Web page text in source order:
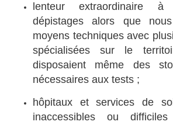
lenteur extraordinaire
dépistages alors que
moyens techniques avec
spécialisées sur le
disposaient même des
nécessaires aux tests ;
hôpitaux et services de
inaccessibles ou